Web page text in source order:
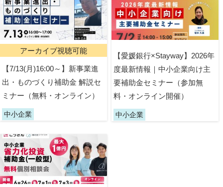
アーカイブ視聴可能
【7/13(月)16:00～】新事業進
出・ものづくり補助金 解説セ
ミナー（無料・オンライン）
中小企業
【愛媛銀行×Stayway】2026年
度最新情報｜中小企業向け主
要補助金セミナー（参加無
料・オンライン開催）
中小企業